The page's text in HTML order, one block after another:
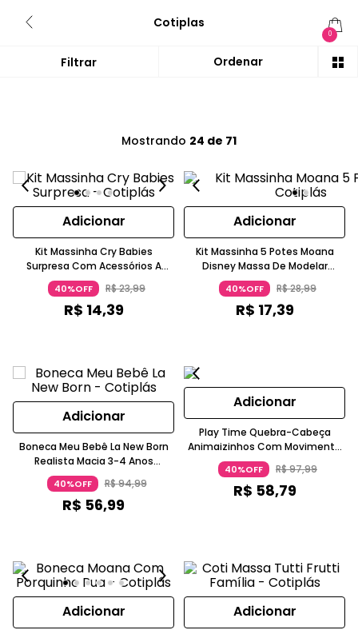
Cotiplas
0
Mostrando 24 de 71
Adicionar
Kit Massinha Cry Babies
Surpresa Com Acessórios A
Partir De 3 Anos Cotiplás
40%OFF R$23,99
R$ 14,39
Adicionar
Kit Massinha 5 Potes Moana
Disney Massa De Modelar
Infantil 3 Anos Cotiplás
40%OFF R$28,99
R$ 17,39
Adicionar
Boneca Meu Bebê La New Born
Realista Macia 3-4 Anos
Cotiplás
40%OFF R$94,99
R$ 56,99
Adicionar
Play Time Quebra-Cabeça
Animaizinhos Com Movimento
6-12 Meses Cotiplás
40%OFF R$97,99
R$ 58,79
Adicionar Adicionar